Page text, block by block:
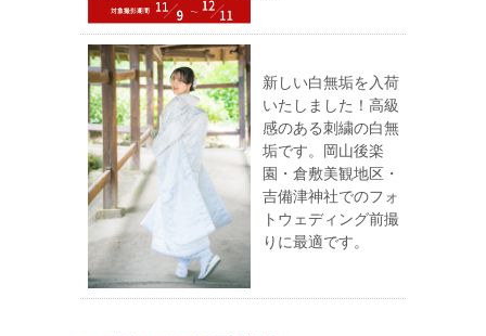
新しい白無垢を入荷
いたしました！高級
感のある刺繍の白無
垢です。岡山後楽
園・倉敷美観地区・
吉備津神社でのフォ
トウェディング前撮
りに最適です。